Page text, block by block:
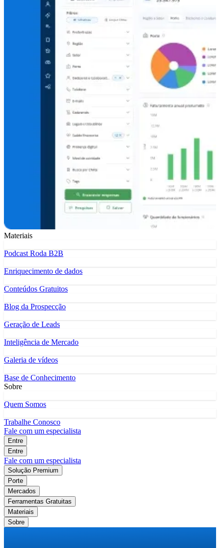
Materiais
Podcast Roda B2B
Enriquecimento de dados
Conteúdos Gratuitos
Blog da Prospecção
Geração de Leads
Inteligência de Mercado
Galeria de vídeos
Base de Conhecimento
Sobre
Quem Somos
Trabalhe Conosco
Fale com um especialista
Entre
Entre
Fale com um especialista
Solução Premium
Porte
Mercados
Ferramentas Gratuitas
Materiais
Sobre